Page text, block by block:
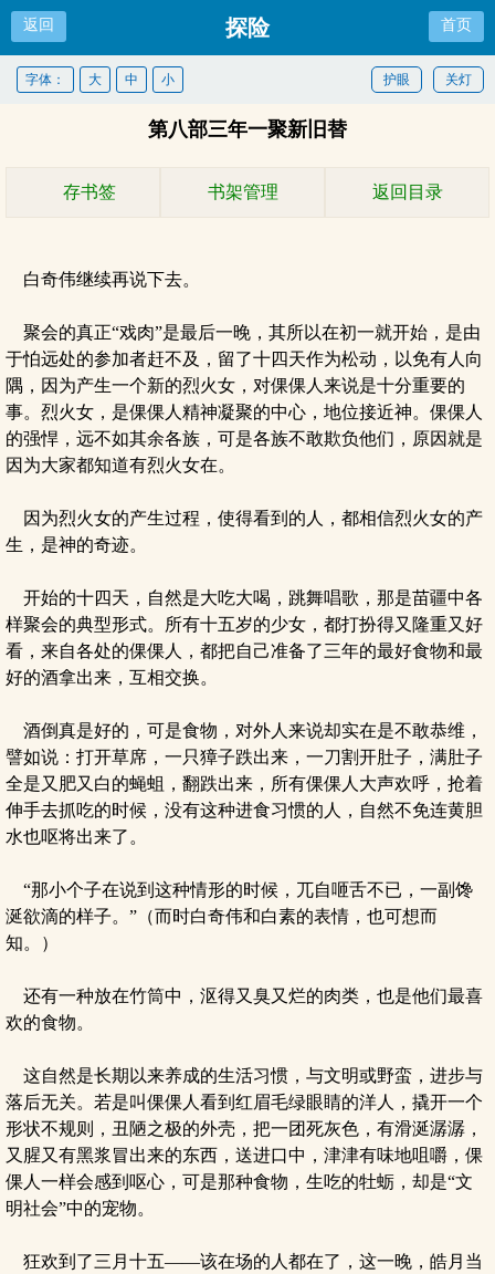
返回 探险 首页
关灯
护眼
字体： 大 中 小
第八部三年一聚新旧替
存书签 书架管理 返回目录
白奇伟继续再说下去。
聚会的真正“戏肉”是最后一晚，其所以在初一就开始，是由
于怕远处的参加者赶不及，留了十四天作为松动，以免有人向
隅，因为产生一个新的烈火女，对倮倮人来说是十分重要的
事。烈火女，是倮倮人精神凝聚的中心，地位接近神。倮倮人
的强悍，远不如其余各族，可是各族不敢欺负他们，原因就是
因为大家都知道有烈火女在。
因为烈火女的产生过程，使得看到的人，都相信烈火女的产
生，是神的奇迹。
开始的十四天，自然是大吃大喝，跳舞唱歌，那是苗疆中各
样聚会的典型形式。所有十五岁的少女，都打扮得又隆重又好
看，来自各处的倮倮人，都把自己准备了三年的最好食物和最
好的酒拿出来，互相交换。
酒倒真是好的，可是食物，对外人来说却实在是不敢恭维，
譬如说：打开草席，一只獐子跌出来，一刀割开肚子，满肚子
全是又肥又白的蝇蛆，翻跌出来，所有倮倮人大声欢呼，抢着
伸手去抓吃的时候，没有这种进食习惯的人，自然不免连黄胆
水也呕将出来了。
“那小个子在说到这种情形的时候，兀自咂舌不已，一副馋
涎欲滴的样子。”（而时白奇伟和白素的表情，也可想而
知。）
还有一种放在竹筒中，沤得又臭又烂的肉类，也是他们最喜
欢的食物。
这自然是长期以来养成的生活习惯，与文明或野蛮，进步与
落后无关。若是叫倮倮人看到红眉毛绿眼睛的洋人，撬开一个
形状不规则，丑陋之极的外壳，把一团死灰色，有滑涎潺潺，
又腥又有黑浆冒出来的东西，送进口中，津津有味地咀嚼，倮
倮人一样会感到呕心，可是那种食物，生吃的牡蛎，却是“文
明社会”中的宠物。
狂欢到了三月十五——该在场的人都在了，这一晚，皓月当